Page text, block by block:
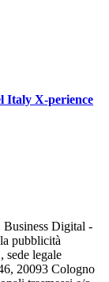
Italy X-perience
Digital -
pubblicità
legale
20093 Cologno